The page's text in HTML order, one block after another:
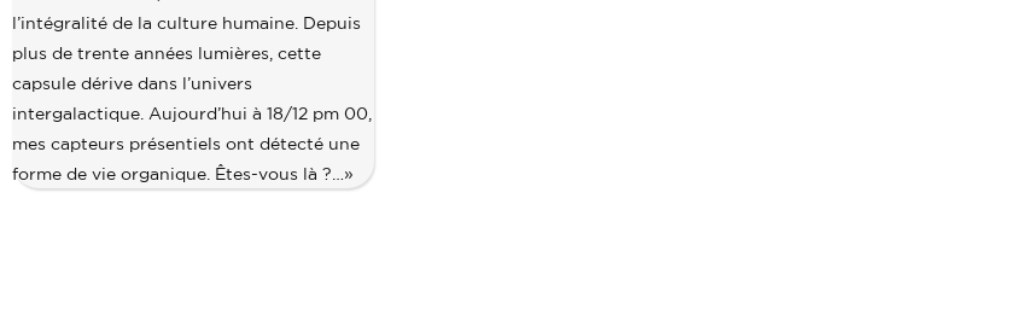
l’intégralité de la culture humaine. Depuis
plus de trente années lumières, cette
capsule dérive dans l’univers
intergalactique. Aujourd’hui à 18/12 pm 00,
mes capteurs présentiels ont détecté une
forme de vie organique. Êtes-vous là ?…»